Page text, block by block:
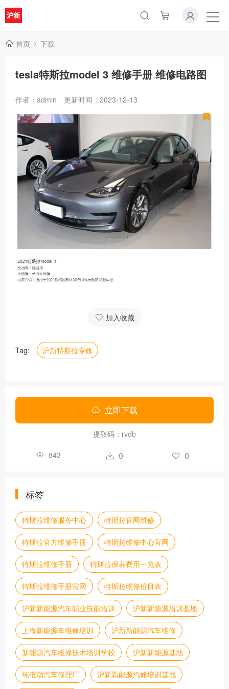
首页 下载
tesla特斯拉model 3 维修手册 维修电路图
作者：admin 更新时间：2023-12-13
加入收藏
Tag: 沪新特斯拉专修
立即下载
提取码：rvdb
843 0 0
标签
特斯拉维修服务中心 特斯拉官网维修
特斯拉官方维修手册 特斯拉维修中心官网
特斯拉维修手册 特斯拉保养费用一览表
特斯拉维修手册官网 特斯拉维修价目表
沪新新能源汽车职业技能培训 沪新新能源培训基地
上海新能源车维修培训 沪新新能源汽车维修
新能源汽车维修技术培训学校 沪新新能源基地
纯电动汽车修理厂 沪新新能源汽修培训基地